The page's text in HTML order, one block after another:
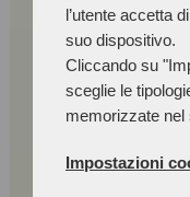
l’utente accetta
suo dispositivo.
Cliccando su
sceglie le
memorizzate nel
Impostazioni